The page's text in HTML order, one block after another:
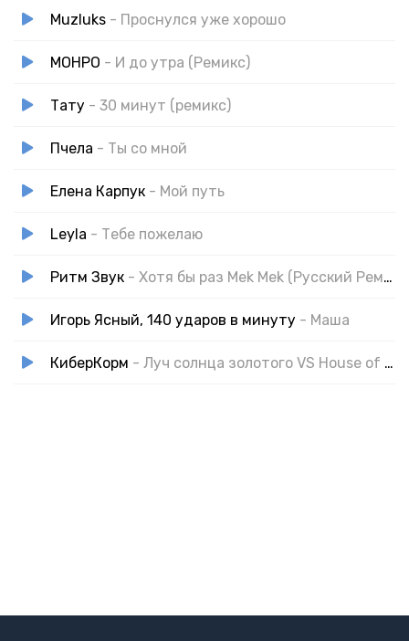
Muzluks - Проснулся уже хорошо
МОНРО - И до утра (Ремикс)
Тату - 30 минут (ремикс)
Пчела - Ты со мной
Елена Карпук - Мой путь
Leyla - Тебе пожелаю
Ритм Звук - Хотя бы раз Mek Mek (Русский Ремикс Лирическая)
Игорь Ясный, 140 ударов в минуту - Маша
КиберКорм - Луч солнца золотого VS House of the Rising Sun